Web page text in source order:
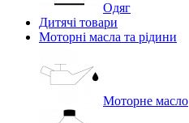
Одяг
Дитячі товари
Моторні масла та рідини
Моторне масло